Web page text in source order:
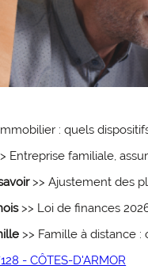
: quels
Entreprise familiale,
>>Ajustement des
>> Loi de finances
>> Famille à distance
- CÔTES-D'ARMOR